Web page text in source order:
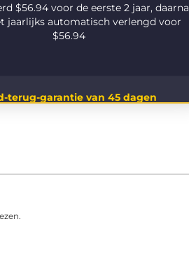
$56.94 voor de eerste 2 jaar, daarna
jaarlijks automatisch verlengd voor
$56.94
terug-garantie van 45 dagen